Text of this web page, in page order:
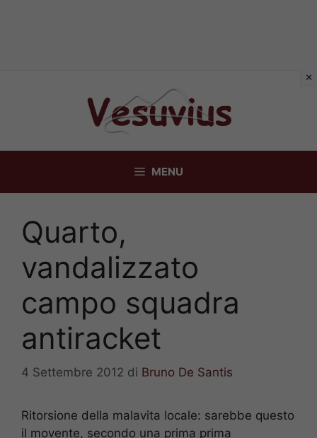
MENU
Quarto,
vandalizzato
campo squadra
antiracket
4 Settembre 2012 di Bruno De Santis
Ritorsione della malavita locale: sarebbe questo
il movente, secondo una prima prima